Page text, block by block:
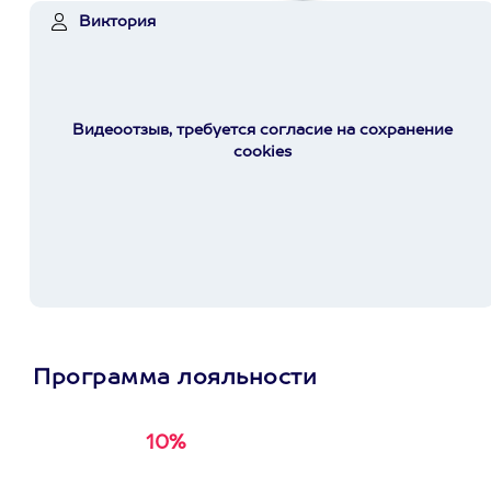
Виктория
Видеоотзыв, требуется согласие на сохранение
cookies
Программа лояльности
10%